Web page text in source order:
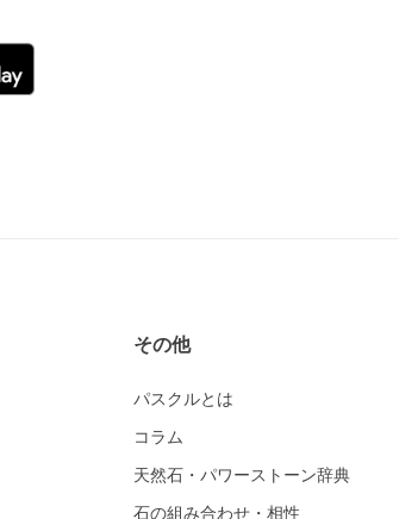
その他
パスクルとは
コラム
天然石・パワーストーン辞典
石の組み合わせ・相性